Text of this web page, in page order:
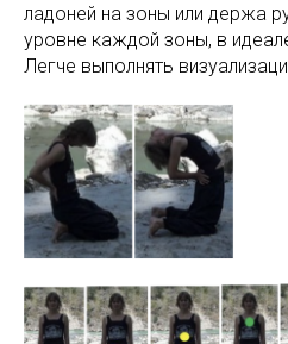
ладоней на зоны или держа
уровне каждой зоны, в
Легче выполнять